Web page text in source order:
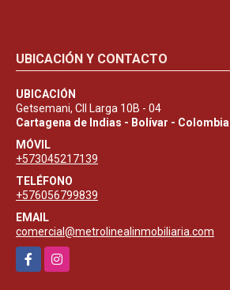
UBICACIÓN Y CONTACTO
UBICACIÓN
Getsemani, Cll Larga 10B - 04
Cartagena de Indias - Bolívar - Colombia
MÓVIL
+573045217139
TELÉFONO
+576056799839
EMAIL
comercial@metrolinealinmobiliaria.com
FacebookInstagram